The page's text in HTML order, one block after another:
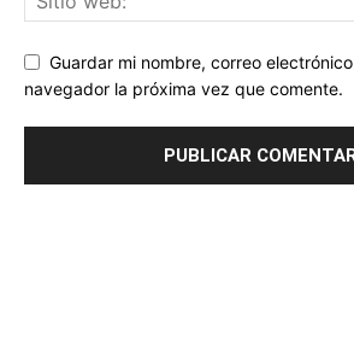
Guardar mi nombre, correo
navegador la próxima vez que comente.